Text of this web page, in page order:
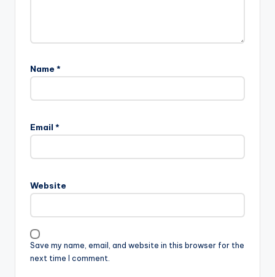
Name *
Email *
Website
Save my name, email, and website in this browser for the
next time I comment.